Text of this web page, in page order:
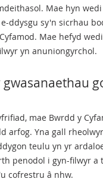
Mae hyn
ddysgu sy'n sicrhau
Mae hefyd
yn anuniongyrchol.
mae Bwrdd y
arfog. Yna gall
teulu yn yr
penodol i gyn-filwyr
cofrestru â nhw.